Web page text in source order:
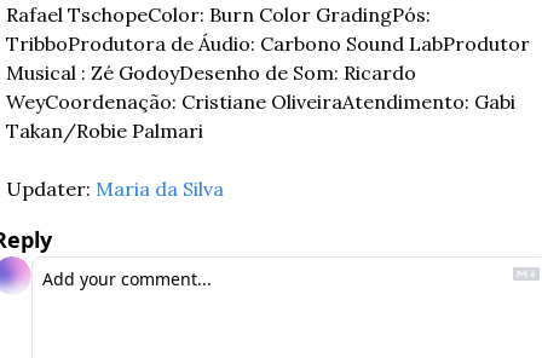
Rafael TschopeColor: Burn Color GradingPós:
TribboProdutora de Áudio: Carbono Sound LabProdutor
Musical : Zé GodoyDesenho de Som: Ricardo
WeyCoordenação: Cristiane OliveiraAtendimento: Gabi
Takan/Robie Palmari
Updater: Maria da Silva